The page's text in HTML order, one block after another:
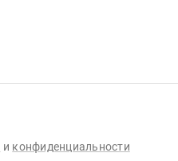
и конфиденциальности